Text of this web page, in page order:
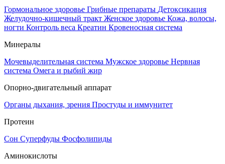
Гормональное здоровье Грибные препараты Детоксикация
Желудочно-кишечный тракт Женское здоровье Кожа, волосы,
ногти Контроль веса Креатин Кровеносная система
Минералы
Мочевыделительная система Мужское здоровье Нервная
система Омега и рыбий жир
Опорно-двигательный аппарат
Органы дыхания, зрения Простуды и иммунитет
Протеин
Сон Суперфуды Фосфолипиды
Аминокислоты